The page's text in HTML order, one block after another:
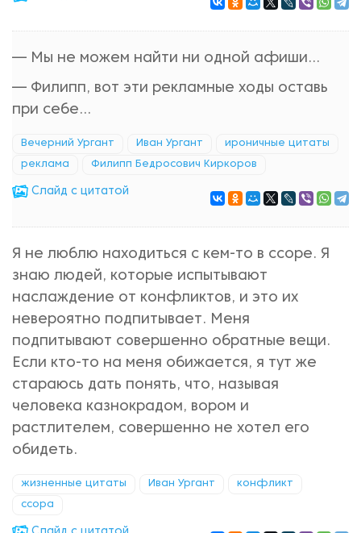
— Мы не можем найти ни одной афиши...
— Филипп, вот эти рекламные ходы оставь
при себе...
Вечерний Ургант Иван Ургант ироничные цитаты
реклама Филипп Бедросович Киркоров
Cлайд с цитатой
Я не люблю находиться с кем-то в ссоре. Я
знаю людей, которые испытывают
наслаждение от конфликтов, и это их
невероятно подпитывает. Меня
подпитывают совершенно обратные вещи.
Если кто-то на меня обижается, я тут же
стараюсь дать понять, что, называя
человека казнокрадом, вором и
растлителем, совершенно не хотел его
обидеть.
жизненные цитаты Иван Ургант конфликт
ссора